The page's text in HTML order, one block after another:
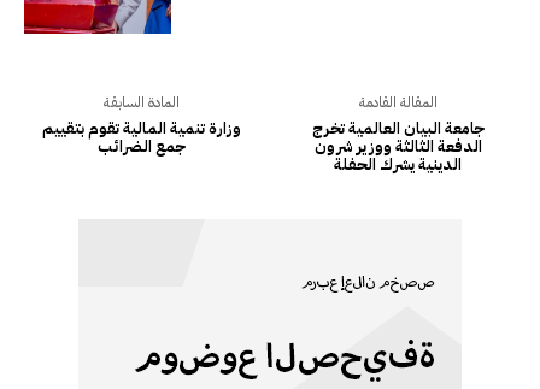
المادة السابقة
وزارة تنمية المالية تقوم بتقييم
جمع الضرائب
المقالة القادمة
جامعة البيان العالمية تخرج
الدفعة الثالثة ووزير شرون
الدينية يشرك الحفلة